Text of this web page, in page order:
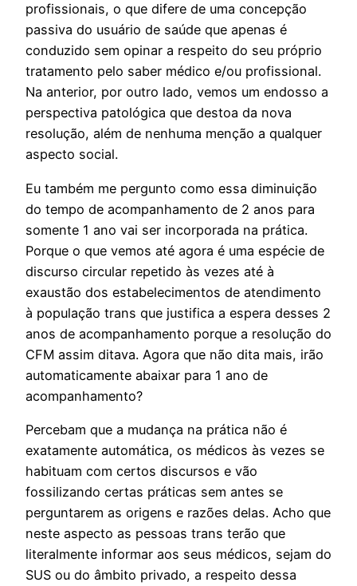
profissionais, o que difere de uma concepção
passiva do usuário de saúde que apenas é
conduzido sem opinar a respeito do seu próprio
tratamento pelo saber médico e/ou profissional.
Na anterior, por outro lado, vemos um endosso a
perspectiva patológica que destoa da nova
resolução, além de nenhuma menção a qualquer
aspecto social.
Eu também me pergunto como essa diminuição
do tempo de acompanhamento de 2 anos para
somente 1 ano vai ser incorporada na prática.
Porque o que vemos até agora é uma espécie de
discurso circular repetido às vezes até à
exaustão dos estabelecimentos de atendimento
à população trans que justifica a espera desses 2
anos de acompanhamento porque a resolução do
CFM assim ditava. Agora que não dita mais, irão
automaticamente abaixar para 1 ano de
acompanhamento?
Percebam que a mudança na prática não é
exatamente automática, os médicos às vezes se
habituam com certos discursos e vão
fossilizando certas práticas sem antes se
perguntarem as origens e razões delas. Acho que
neste aspecto as pessoas trans terão que
literalmente informar aos seus médicos, sejam do
SUS ou do âmbito privado, a respeito dessa